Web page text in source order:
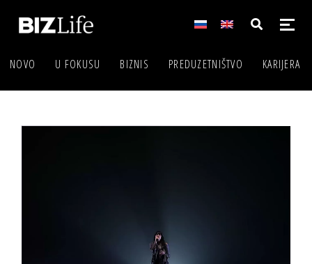
NOVO U FOKUSU BIZNIS PREDUZETNIŠTVO KARIJERA